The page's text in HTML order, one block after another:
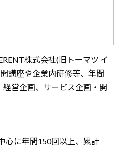
株式会社(旧トーマツ イ
講座や企業内研修等、年間
営企画、サービス企画・開
心に年間150回以上、累計